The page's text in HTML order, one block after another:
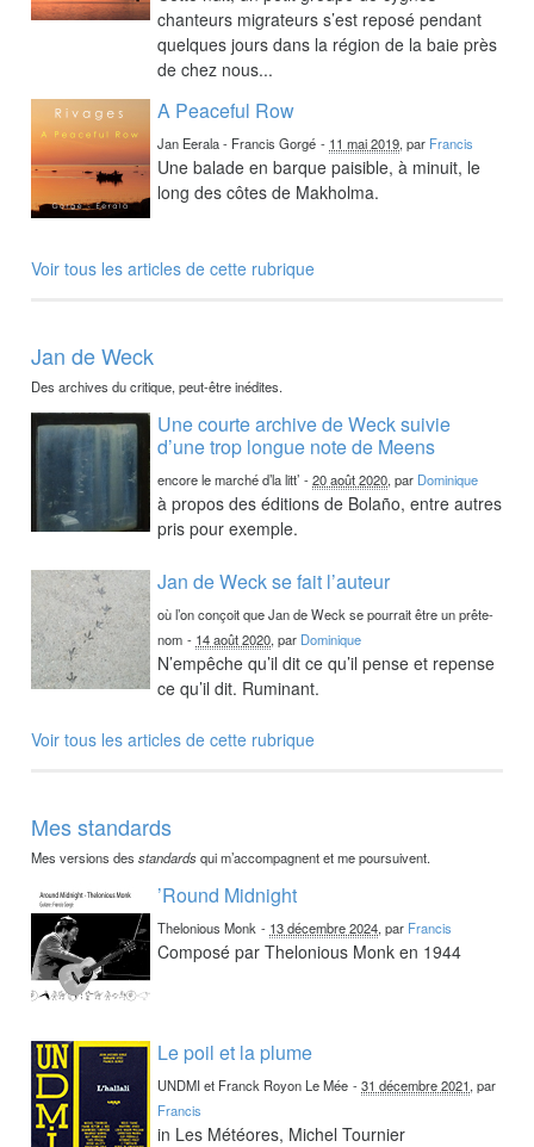
chanteurs migrateurs s’est reposé pendant
quelques jours dans la région de la baie près
de chez nous...
A Peaceful Row
Jan Eerala - Francis Gorgé - 11 mai 2019, par Francis
Une balade en barque paisible, à minuit, le
long des côtes de Makholma.
Voir tous les articles de cette rubrique
Jan de Weck
Des archives du critique, peut-être inédites.
Une courte archive de Weck suivie
d’une trop longue note de Meens
encore le marché d’la litt’ -20 août 2020, par Dominique
à propos des éditions de Bolaño, entre autres
pris pour exemple.
Jan de Weck se fait l’auteur
où l’on conçoit que Jan de Weck se pourrait être un prête-
nom - 14 août 2020, par Dominique
N’empêche qu’il dit ce qu’il pense et repense
ce qu’il dit. Ruminant.
Voir tous les articles de cette rubrique
Mes standards
Mes versions desstandardsqui m’accompagnent et me poursuivent.
’Round Midnight
Thelonious Monk - 13 décembre 2024, par Francis
Composé par Thelonious Monk en 1944
Le poil et la plume
UNDMI et Franck Royon Le Mée -31 décembre 2021, par
Francis
in Les Météores, Michel Tournier